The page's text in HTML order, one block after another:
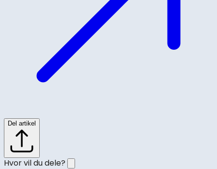
Del artikel
Hvor vil du dele?